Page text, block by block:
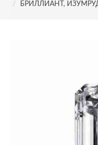
БРИЛЛИАНТ,